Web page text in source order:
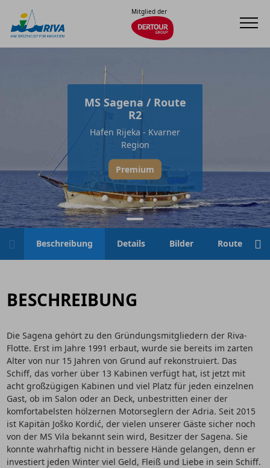
Mitglied der
MS Sagena / Route
R2
Hafen Rijeka - Kvarner
Region
Premium
Beschreibung Details Bilder Route
BESCHREIBUNG
Die Sagena gehört zu den Gründungsmitgliedern der Riva-
Flotte. Erst im Jahre 1991 erbaut, wurde sie bereits im zarten
Alter von nur 15 Jahren von Grund auf rekonstruiert. Das
Schiff, das vorher über 13 Kabinen verfügt hat, ist jetzt mit
acht großzügigen Kabinen und viel Platz für jeden einzelnen
Gast, ob im Salon oder an Deck, unbestritten einer der
komfortabelsten hölzernen Motorseglern der Adria. Seit 2015
ist Kapitän Joško Kordić, der vielen unserer Gäste sicher noch
von der MS Vila bekannt sein wird, Besitzer der Sagena. Sie
konnte wahrhaftig nicht in bessere Hände gelangen, denn er
investiert jeden Winter viel Geld, Fleiß und Liebe in sein Schiff.